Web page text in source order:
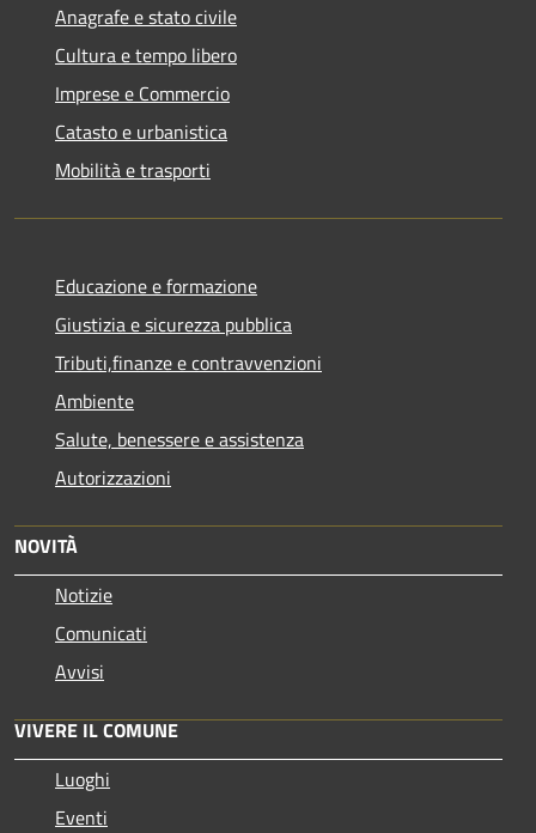
Anagrafe e stato civile
Cultura e tempo libero
Imprese e Commercio
Catasto e urbanistica
Mobilità e trasporti
Educazione e formazione
Giustizia e sicurezza pubblica
Tributi,finanze e contravvenzioni
Ambiente
Salute, benessere e assistenza
Autorizzazioni
NOVITÀ
Notizie
Comunicati
Avvisi
VIVERE IL COMUNE
Luoghi
Eventi